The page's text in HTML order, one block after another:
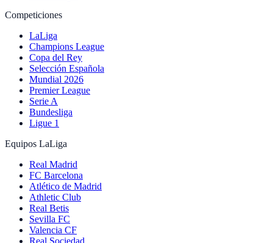
Competiciones
LaLiga
Champions League
Copa del Rey
Selección Española
Mundial 2026
Premier League
Serie A
Bundesliga
Ligue 1
Equipos LaLiga
Real Madrid
FC Barcelona
Atlético de Madrid
Athletic Club
Real Betis
Sevilla FC
Valencia CF
Real Sociedad